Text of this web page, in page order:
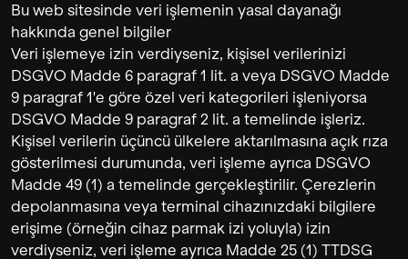
Bu web sitesinde veri işlemenin yasal dayanağı
hakkında genel bilgiler
Veri işlemeye izin verdiyseniz, kişisel verilerinizi
DSGVO Madde 6 paragraf 1 lit. a veya DSGVO Madde
9 paragraf 1'e göre özel veri kategorileri işleniyorsa
DSGVO Madde 9 paragraf 2 lit. a temelinde işleriz.
Kişisel verilerin üçüncü ülkelere aktarılmasına açık rıza
gösterilmesi durumunda, veri işleme ayrıca DSGVO
Madde 49 (1) a temelinde gerçekleştirilir. Çerezlerin
depolanmasına veya terminal cihazınızdaki bilgilere
erişime (örneğin cihaz parmak izi yoluyla) izin
verdiyseniz, veri işleme ayrıca Madde 25 (1) TTDSG